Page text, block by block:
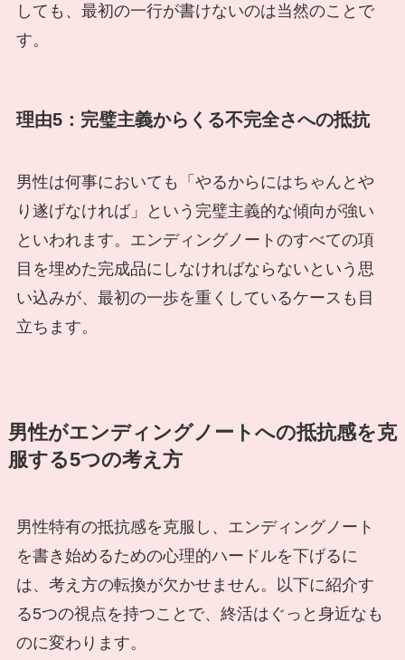
しても、最初の一行が書けないのは当然のことで
す。
理由5：完璧主義からくる不完全さへの抵抗
男性は何事においても「やるからにはちゃんとや
り遂げなければ」という完璧主義的な傾向が強い
といわれます。エンディングノートのすべての項
目を埋めた完成品にしなければならないという思
い込みが、最初の一歩を重くしているケースも目
立ちます。
男性がエンディングノートへの抵抗感を克
服する5つの考え方
男性特有の抵抗感を克服し、エンディングノート
を書き始めるための心理的ハードルを下げるに
は、考え方の転換が欠かせません。以下に紹介す
る5つの視点を持つことで、終活はぐっと身近なも
のに変わります。